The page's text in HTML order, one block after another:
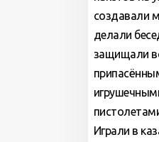
создавали
делали
защищали
Играли в